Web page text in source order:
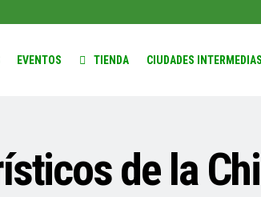
EVENTOS TIENDA CIUDADES INTERMEDIAS
de la